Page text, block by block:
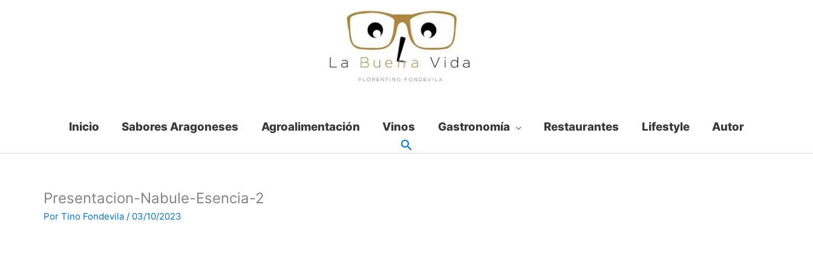
Inicio Sabores Aragoneses Agroalimentación Vinos Gastronomía Restaurantes Lifestyle Autor
Presentacion-Nabule-Esencia-2
Por Tino Fondevila / 03/10/2023